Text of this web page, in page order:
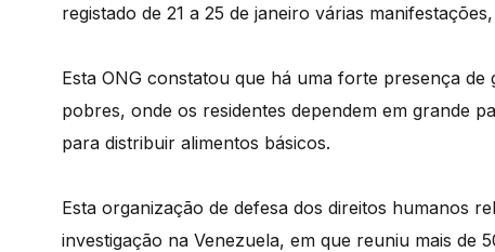
registado de 21 a 25 de janeiro várias
Esta ONG constatou que há uma forte presença
pobres, onde os residentes dependem em grande
para distribuir alimentos básicos.
Esta organização de defesa dos direitos humanos
investigação na Venezuela, em que reuniu mais de